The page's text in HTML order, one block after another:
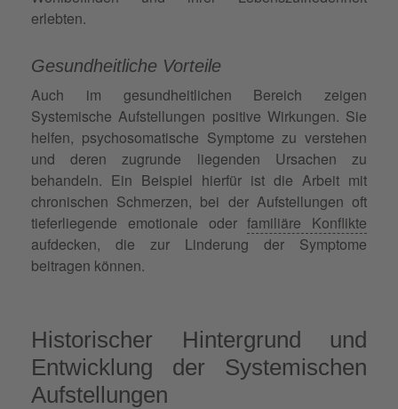
erlebten.
Gesundheitliche Vorteile
Auch im gesundheitlichen Bereich zeigen
Systemische Aufstellungen positive Wirkungen. Sie
helfen, psychosomatische Symptome zu verstehen
und deren zugrunde liegenden Ursachen zu
behandeln. Ein Beispiel hierfür ist die Arbeit mit
chronischen Schmerzen, bei der Aufstellungen oft
tieferliegende emotionale oderfamiliäre Konflikte
aufdecken, die zur Linderung der Symptome
beitragen können.
Historischer Hintergrund und
Entwicklung der Systemischen
Aufstellungen